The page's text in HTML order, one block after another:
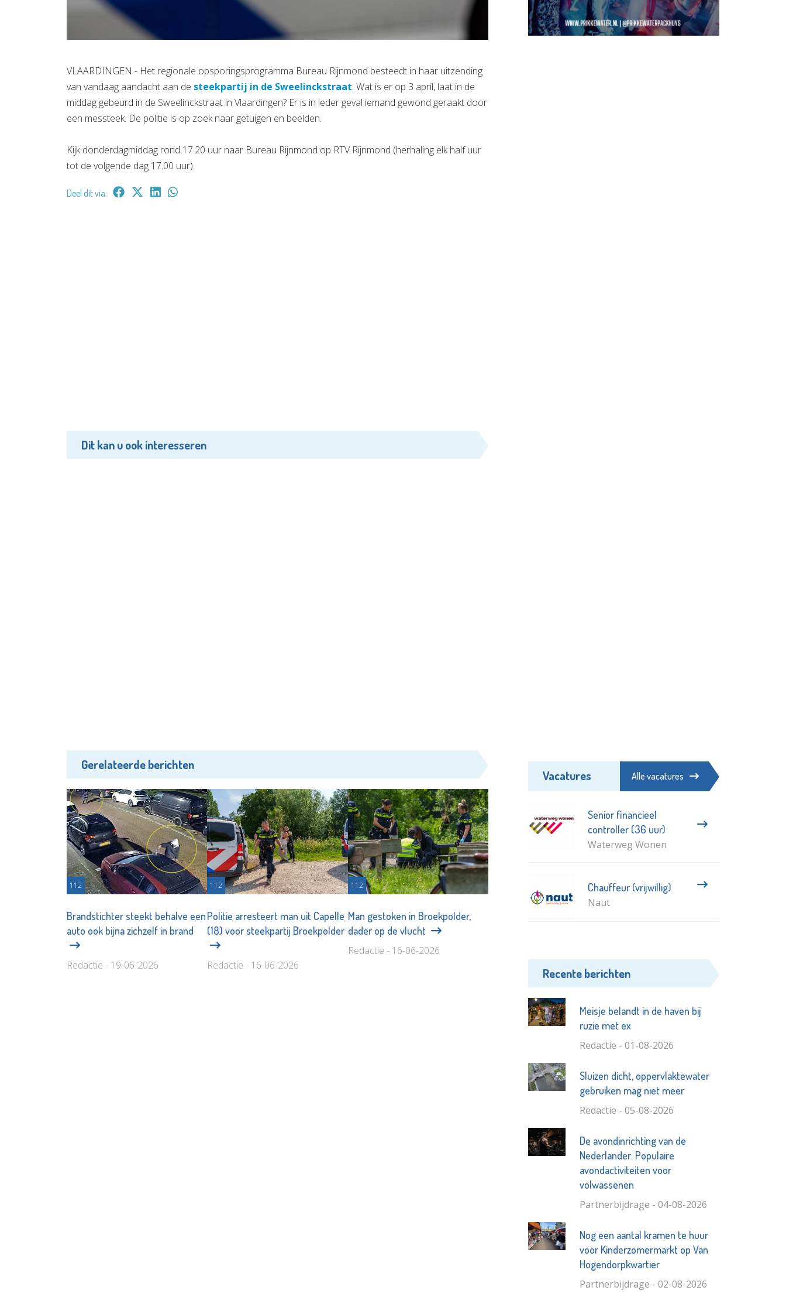
VLAARDINGEN - Het regionale opsporingsprogramma Bureau Rijnmond besteedt in haar uitzending
van vandaag aandacht aan de steekpartij in de Sweelinckstraat. Wat is er op 3 april, laat in de
middag gebeurd in de Sweelinckstraat in Vlaardingen? Er is in ieder geval iemand gewond geraakt door
een messteek. De politie is op zoek naar getuigen en beelden.
Kijk donderdagmiddag rond 17.20 uur naar Bureau Rijnmond op RTV Rijnmond (herhaling elk half uur
tot de volgende dag 17.00 uur).
Deel dit via:
Dit kan u ook interesseren
Gerelateerde berichten
112
Brandstichter steekt behalve een
auto ook bijna zichzelf in brand
Redactie - 19-06-2026
112
Politie arresteert man uit Capelle
(18) voor steekpartij Broekpolder
Redactie - 16-06-2026
112
Man gestoken in Broekpolder,
dader op de vlucht
Redactie - 16-06-2026
Vacatures Alle vacatures
Senior financieel
controller (36 uur)
Waterweg Wonen
Chauffeur (vrijwillig)
Naut
Recente berichten
Meisje belandt in de haven bij
ruzie met ex
Redactie - 01-08-2026
Sluizen dicht, oppervlaktewater
gebruiken mag niet meer
Redactie - 05-08-2026
De avondinrichting van de
Nederlander: Populaire
avondactiviteiten voor
volwassenen
Partnerbijdrage - 04-08-2026
Nog een aantal kramen te huur
voor Kinderzomermarkt op Van
Hogendorpkwartier
Partnerbijdrage - 02-08-2026